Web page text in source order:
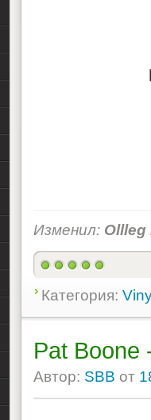
Изменил: Ollleg
Категория:
Pat Boone
Автор: SBB от